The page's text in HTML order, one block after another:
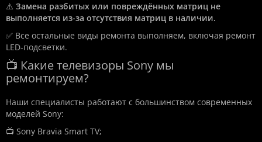
⚠️ Замена разбитых или повреждённых матриц не
выполняется из-за отсутствия матриц в наличии.
✅ Все остальные виды ремонта выполняем, включая ремонт
LED-подсветки.
📺 Какие телевизоры Sony мы
ремонтируем?
Наши специалисты работают с большинством современных
моделей Sony:
📺 Sony Bravia Smart TV;